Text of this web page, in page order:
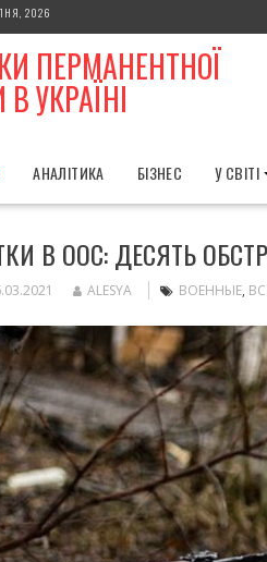
2026
ПЕРМАНЕНТНОЇ
УКРАЇНІ
АНАЛІТИКА БІЗНЕС У СВІТІ
В ООС: ДЕСЯТЬ
ALESYA ВОЕННЫЕ,